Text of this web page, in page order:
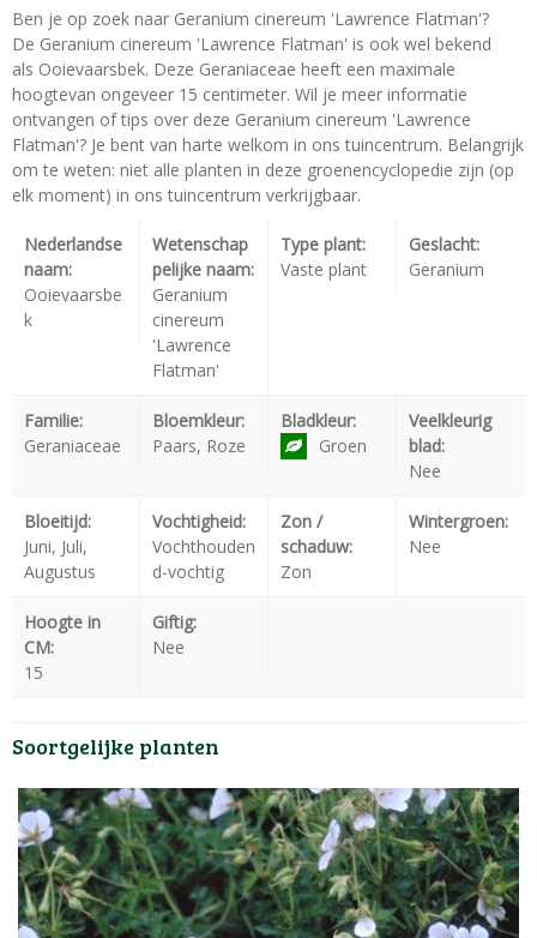
Ben je op zoek naar Geranium cinereum 'Lawrence Flatman'?
De Geranium cinereum 'Lawrence Flatman' is ook wel bekend
als Ooievaarsbek. Deze Geraniaceae heeft een maximale
hoogtevan ongeveer 15 centimeter. Wil je meer informatie
ontvangen of tips over deze Geranium cinereum 'Lawrence
Flatman'? Je bent van harte welkom in ons tuincentrum. Belangrijk
om te weten: niet alle planten in deze groenencyclopedie zijn (op
elk moment) in ons tuincentrum verkrijgbaar.
Nederlandse
naam:
Ooievaarsbe
k
Wetenschap
pelijke naam:
Geranium
cinereum
'Lawrence
Flatman'
Type plant:
Vaste plant
Geslacht:
Geranium
Familie:
Geraniaceae
Bloemkleur:
Paars, Roze
Bladkleur:
Groen
Veelkleurig
blad:
Nee
Bloeitijd:
Juni, Juli,
Augustus
Vochtigheid:
Vochthouden
d-vochtig
Zon /
schaduw:
Zon
Wintergroen:
Nee
Hoogte in
CM:
15
Giftig:
Nee
Soortgelijke planten